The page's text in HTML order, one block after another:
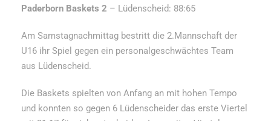
Paderborn Baskets 2 – Lüdenscheid: 88:65
Am Samstagnachmittag bestritt die 2.Mannschaft der
U16 ihr Spiel gegen ein personalgeschwächtes Team
aus Lüdenscheid.
Die Baskets spielten von Anfang an mit hohen Tempo
und konnten so gegen 6 Lüdenscheider das erste Viertel